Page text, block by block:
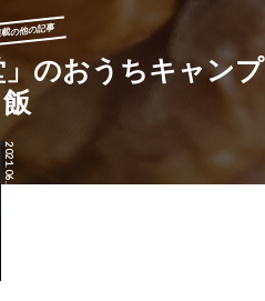
の他の記事
のおうちキャンプ
飯
2021.06.29